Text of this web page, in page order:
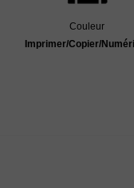
Couleur
Imprimer/Copier/